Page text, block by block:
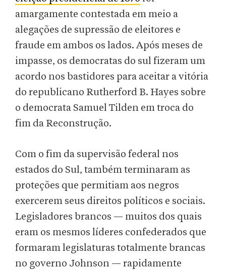
amargamente contestada em meio a
alegações de supressão de eleitores e
fraude em ambos os lados. Após meses de
impasse, os democratas do sul fizeram um
acordo nos bastidores para aceitar a vitória
do republicano Rutherford B. Hayes sobre
o democrata Samuel Tilden em troca do
fim da Reconstrução.
Com o fim da supervisão federal nos
estados do Sul, também terminaram as
proteções que permitiam aos negros
exercerem seus direitos políticos e sociais.
Legisladores brancos — muitos dos quais
eram os mesmos líderes confederados que
formaram legislaturas totalmente brancas
no governo Johnson — rapidamente